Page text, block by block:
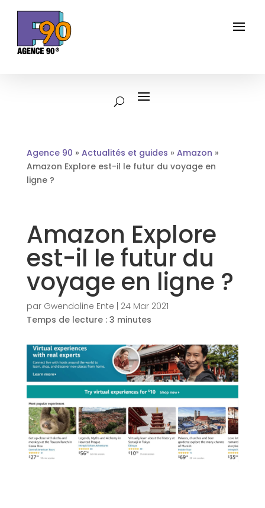
Agence 90 » Actualités et guides » Amazon »
Amazon Explore est-il le futur du voyage en
ligne ?
Amazon Explore
est-il le futur du
voyage en ligne ?
par Gwendoline Ente
24 Mar 2021
Temps de lecture : 3 minutes